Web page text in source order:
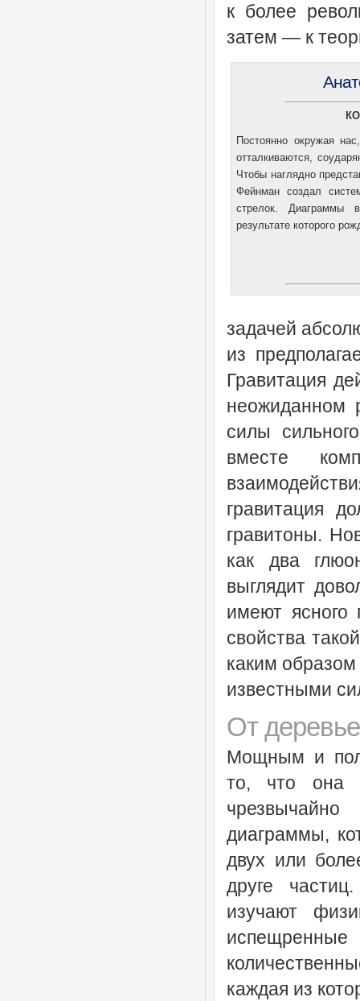
к более
затем — к
Постоянно окружая
отталкиваются,
Чтобы наглядно
Фейнман создал
стрелок. Диаграммы
результате которого
задачей
из
Гравитация
неожиданном
силы
вместе
гравитация
гравитоны.
как два
выглядит
имеют ясного
свойства
каким
известными
От
Мощным и
то, что она
диаграммы,
двух или
друге
изучают
каждая из